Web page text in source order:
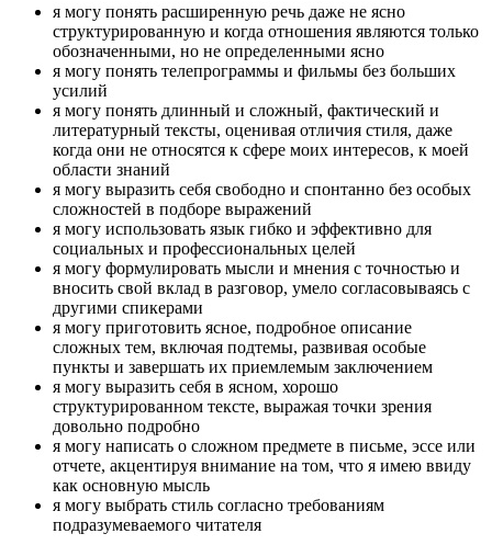
я могу понять расширенную речь даже не ясно
структурированную и когда отношения являются только
обозначенными, но не определенными ясно
я могу понять телепрограммы и фильмы без больших
усилий
я могу понять длинный и сложный, фактический и
литературный тексты, оценивая отличия стиля, даже
когда они не относятся к сфере моих интересов, к моей
области знаний
я могу выразить себя свободно и спонтанно без особых
сложностей в подборе выражений
я могу использовать язык гибко и эффективно для
социальных и профессиональных целей
я могу формулировать мысли и мнения с точностью и
вносить свой вклад в разговор, умело согласовываясь с
другими спикерами
я могу приготовить ясное, подробное описание
сложных тем, включая подтемы, развивая особые
пункты и завершать их приемлемым заключением
я могу выразить себя в ясном, хорошо
структурированном тексте, выражая точки зрения
довольно подробно
я могу написать о сложном предмете в письме, эссе или
отчете, акцентируя внимание на том, что я имею ввиду
как основную мысль
я могу выбрать стиль согласно требованиям
подразумеваемого читателя